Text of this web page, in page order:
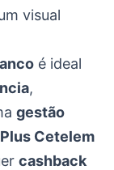
visual
é ideal
,
gestão
Cetelem
cashback